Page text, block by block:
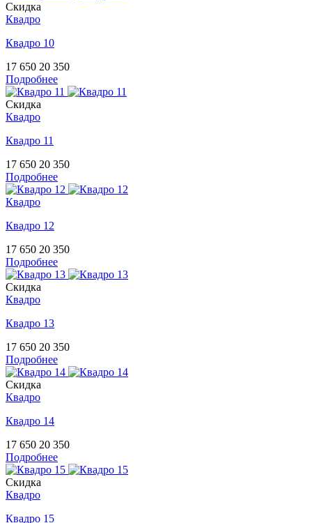
Скидка
Квадро
Квадро 10
17 650 20 350
Подробнее
Скидка
Квадро
Квадро 11
17 650 20 350
Подробнее
Квадро
Квадро 12
17 650 20 350
Подробнее
Скидка
Квадро
Квадро 13
17 650 20 350
Подробнее
Скидка
Квадро
Квадро 14
17 650 20 350
Подробнее
Скидка
Квадро
Квадро 15